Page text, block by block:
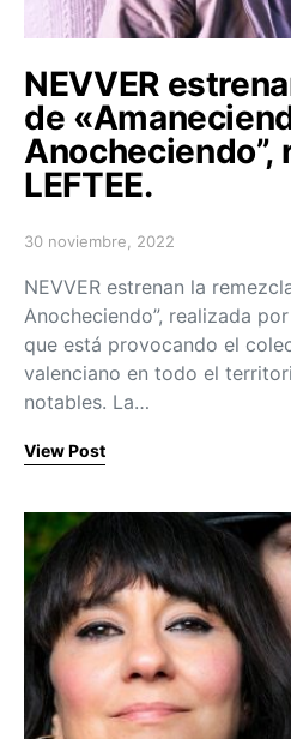
NEVVER
de
Anocheciendo”,
LEFTEE.
Posted on
30 noviembre, 2022
NEVVER estrenan la
Anocheciendo”, realizada
que está provocando el
valenciano en todo el
notables. La…
View Post